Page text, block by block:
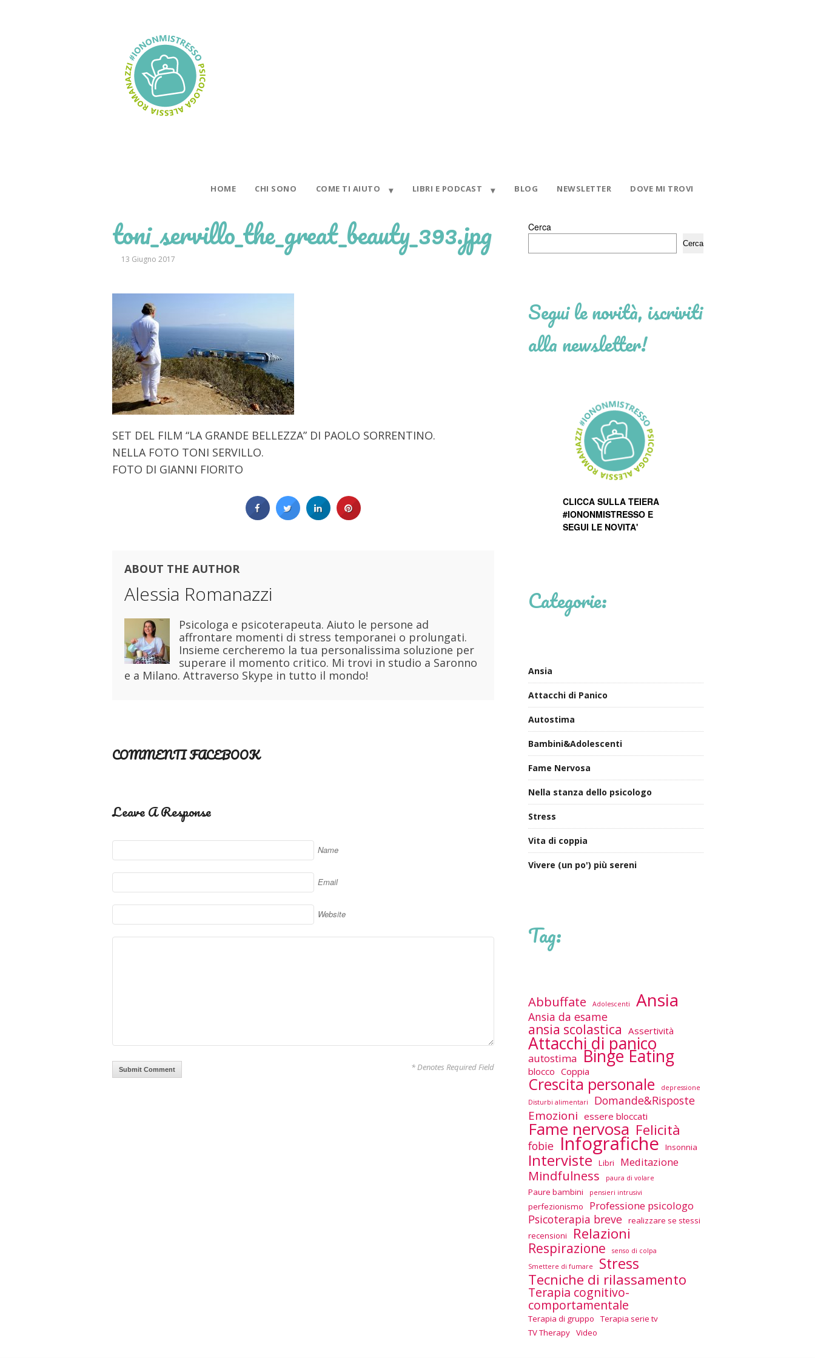
HOME CHI SONO COME TI AIUTO LIBRI E PODCAST BLOG NEWSLETTER DOVE MI TROVI
toni_servillo_the_great_beauty_393.jpg
13 Giugno 2017
SET DEL FILM “LA GRANDE BELLEZZA” DI PAOLO SORRENTINO.
NELLA FOTO TONI SERVILLO.
FOTO DI GIANNI FIORITO
ABOUT THE AUTHOR
Alessia Romanazzi
Psicologa e psicoterapeuta. Aiuto le persone ad
affrontare momenti di stress temporanei o prolungati.
Insieme cercheremo la tua personalissima soluzione per
superare il momento critico. Mi trovi in studio a Saronno
e a Milano. Attraverso Skype in tutto il mondo!
COMMENTI FACEBOOK
Leave A Response
Name
Email
Website
* Denotes Required Field
Cerca
Cerca
Segui le novità, iscriviti
alla newsletter!
CLICCA SULLA TEIERA
#IONONMISTRESSO E
SEGUI LE NOVITA'
Categorie:
Ansia
Attacchi di Panico
Autostima
Bambini&Adolescenti
Fame Nervosa
Nella stanza dello psicologo
Stress
Vita di coppia
Vivere (un po') più sereni
Tag:
Abbuffate Adolescenti Ansia
Ansia da esame
ansia scolastica Assertività
Attacchi di panico
autostima Binge Eating
blocco Coppia
Crescita personale
depressione
Disturbi alimentari
Domande&Risposte
Emozioni essere bloccati
Fame nervosa Felicità
fobie Infografiche Insonnia
Interviste Libri Meditazione
Mindfulness paura di volare
Paure bambini pensieri intrusivi
perfezionismo Professione psicologo
Psicoterapia breve realizzare se stessi
recensioni
Relazioni
Respirazione
senso di colpa
Smettere di fumare
Stress
Tecniche di rilassamento
Terapia cognitivo-
comportamentale
Terapia di gruppo Terapia serie tv
TV Therapy Video